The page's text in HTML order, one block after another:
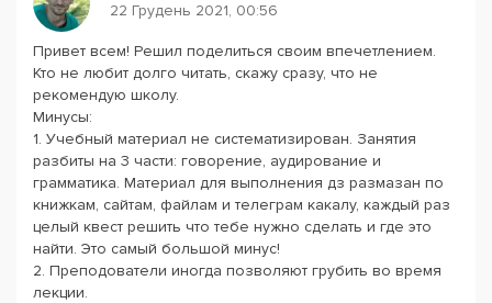
22 Грудень 2021, 00:56
Привет всем! Решил поделиться своим впечетлением.
Кто не любит долго читать, скажу сразу, что не
рекомендую школу.
Минусы:
1. Учебный материал не систематизирован. Занятия
разбиты на 3 части: говорение, аудирование и
грамматика. Материал для выполнения дз размазан по
книжкам, сайтам, файлам и телеграм какалу, каждый раз
целый квест решить что тебе нужно сделать и где это
найти. Это самый большой минус!
2. Преподователи иногда позволяют грубить во время
лекции.